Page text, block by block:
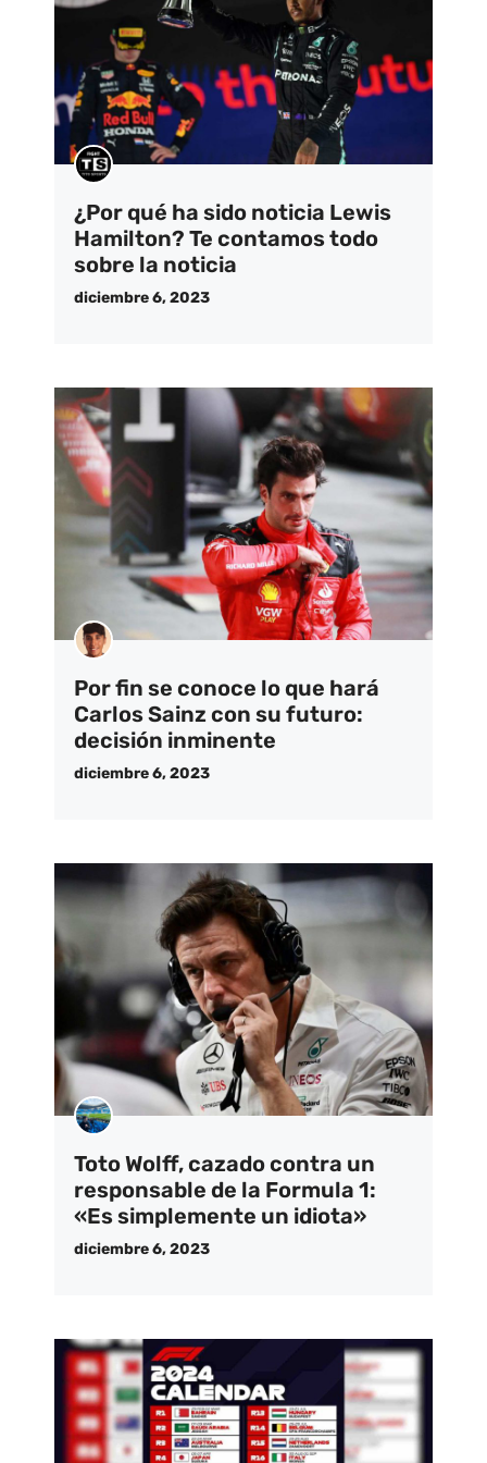
¿Por qué ha sido noticia Lewis
Hamilton? Te contamos todo
sobre la noticia
diciembre 6, 2023
Por fin se conoce lo que hará
Carlos Sainz con su futuro:
decisión inminente
diciembre 6, 2023
Toto Wolff, cazado contra un
responsable de la Formula 1:
«Es simplemente un idiota»
diciembre 6, 2023